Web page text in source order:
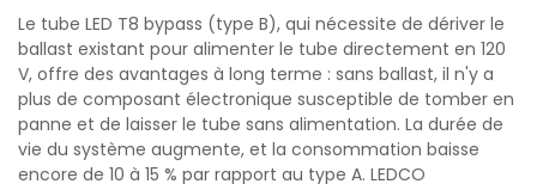
Le tube LED T8 bypass (type B), qui nécessite de dériver le
ballast existant pour alimenter le tube directement en 120
V, offre des avantages à long terme : sans ballast, il n'y a
plus de composant électronique susceptible de tomber en
panne et de laisser le tube sans alimentation. La durée de
vie du système augmente, et la consommation baisse
encore de 10 à 15 % par rapport au type A. LEDCO